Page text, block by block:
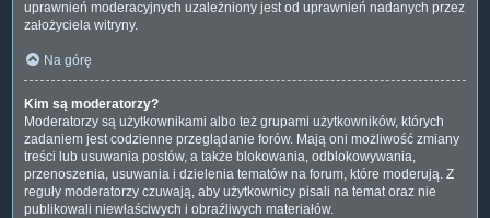
uprawnień moderacyjnych uzależniony jest od uprawnień nadanych przez
założyciela witryny.
Na górę
Kim są moderatorzy?
Moderatorzy są użytkownikami albo też grupami użytkowników, których
zadaniem jest codzienne przeglądanie forów. Mają oni możliwość zmiany
treści lub usuwania postów, a także blokowania, odblokowywania,
przenoszenia, usuwania i dzielenia tematów na forum, które moderują. Z
reguły moderatorzy czuwają, aby użytkownicy pisali na temat oraz nie
publikowali niewłaściwych i obraźliwych materiałów.